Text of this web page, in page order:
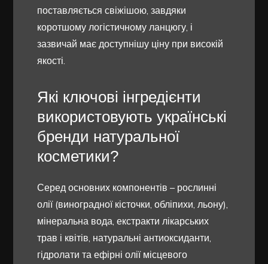
поставляється свіжішою, завдяки
коротшому логістичному ланцюгу, і
зазвичай має доступнішу ціну при високій
якості.
Які ключові інгредієнти
використовують українські
бренди натуральної
косметики?
Серед основних компонентів – рослинні
олії (виноградної кісточки, обліпихи, льону),
мінеральна вода, екстракти лікарських
трав і квітів, натуральні антиоксиданти,
гідролати та ефірні олії місцевого